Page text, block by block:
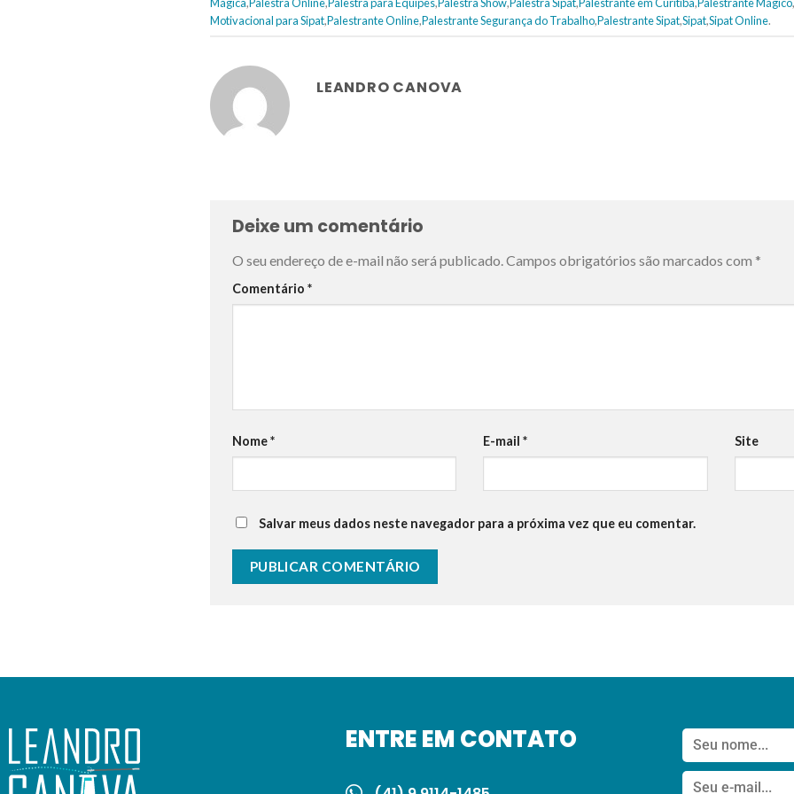
Motivacional para Sipat,Palestrante Online,Palestrante Segurança do Trabalho,Palestrante Sipat,Sipat,Sipat Online.
LEANDRO CANOVA
Deixe um comentário
O seu endereço de e-mail não será publicado.Campos obrigatórios são marcados com *
Comentário *
Nome* E-mail* Site
Salvar meus dados neste navegador para a próxima vez que eu comentar.
ENTRE EM CONTATO